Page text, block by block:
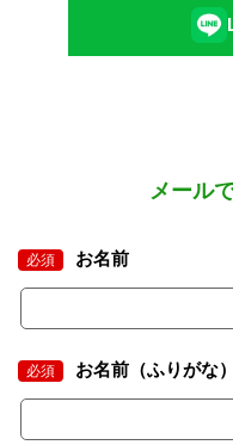
メール
必須 お名前
必須 お名前（ふりがな）